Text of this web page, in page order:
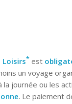
Loisirs* est
un voyage
journée ou les
. Le paiement